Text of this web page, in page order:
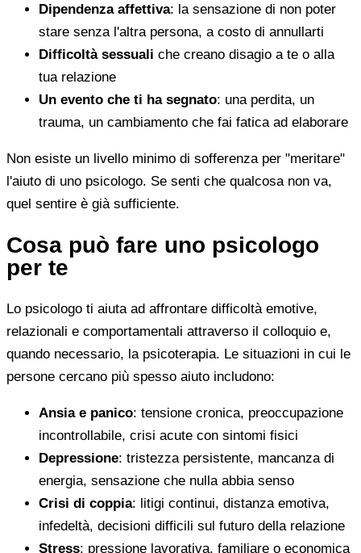
Dipendenza affettiva: la sensazione di non poter
stare senza l'altra persona, a costo di annullarti
Difficoltà sessuali che creano disagio a te o alla
tua relazione
Un evento che ti ha segnato: una perdita, un
trauma, un cambiamento che fai fatica ad elaborare
Non esiste un livello minimo di sofferenza per "meritare"
l'aiuto di uno psicologo. Se senti che qualcosa non va,
quel sentire è già sufficiente.
Cosa può fare uno psicologo
per te
Lo psicologo ti aiuta ad affrontare difficoltà emotive,
relazionali e comportamentali attraverso il colloquio e,
quando necessario, la psicoterapia. Le situazioni in cui le
persone cercano più spesso aiuto includono:
Ansia e panico: tensione cronica, preoccupazione
incontrollabile, crisi acute con sintomi fisici
Depressione: tristezza persistente, mancanza di
energia, sensazione che nulla abbia senso
Crisi di coppia: litigi continui, distanza emotiva,
infedeltà, decisioni difficili sul futuro della relazione
Stress: pressione lavorativa, familiare o economica